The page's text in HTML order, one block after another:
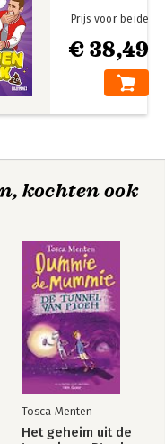
€ 38,49
Prijs voor beide
kochten ook
Tosca Menten
Het geheim uit de